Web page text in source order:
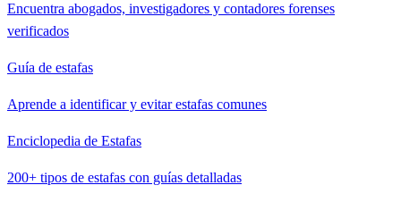
Encuentra abogados, investigadores y contadores forenses
verificados
Guía de estafas
Aprende a identificar y evitar estafas comunes
Enciclopedia de Estafas
200+ tipos de estafas con guías detalladas